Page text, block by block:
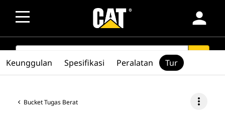
person
SEARCH
Bucket Tugas Berat more_vert
Keunggulan Spesifikasi Peralatan Tur